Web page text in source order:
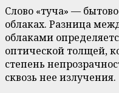
Слово «туча» —
облаках. Разница
облаками
оптической толщей,
степень
сквозь нее излучения.